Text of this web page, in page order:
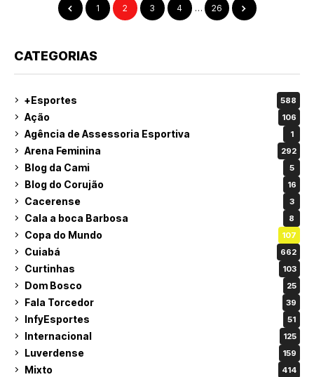
1 2 3 4 … 26
CATEGORIAS
+Esportes 588
Ação 106
Agência de Assessoria Esportiva 1
Arena Feminina 292
Blog da Cami 5
Blog do Corujão 16
Cacerense 3
Cala a boca Barbosa 8
Copa do Mundo 107
Cuiabá 662
Curtinhas 103
Dom Bosco 25
Fala Torcedor 39
InfyEsportes 51
Internacional 125
Luverdense 159
Mixto 414